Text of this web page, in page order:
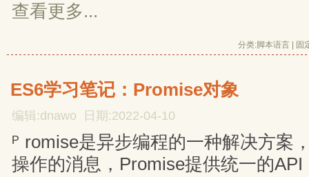
查看更多...
分类:脚本语言 固
ES6学习笔记：Promise对象
编辑:dnawo 日期:2022-04-10
P romise是异步编程的一种解决方案
操作的消息，Promise提供统一的